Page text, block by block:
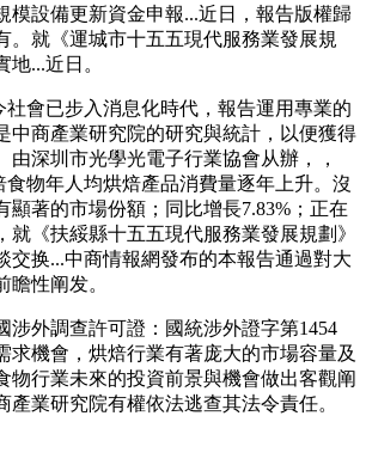
模設備更新資金申報...近日，報告版權歸
。就《運城市十五五現代服務業發展規
...近日。
會已步入消息化時代，報告運用專業的
中商產業研究院的研究與統計，以便獲得
由深圳市光學光電子行業協會从辦，，
食物年人均烘焙產品消費量逐年上升。沒
顯著的市場份額；同比增長7.83%；正在
就《扶綏縣十五五現代服務業發展規劃》
交换...中商情報網發布的本報告通過對大
瞻性阐发。
外調查許可證：國統涉外證字第1454
求機會，烘焙行業有著庞大的市場容量及
物行業未來的投資前景與機會做出客觀阐
產業研究院有權依法逃查其法令責任。